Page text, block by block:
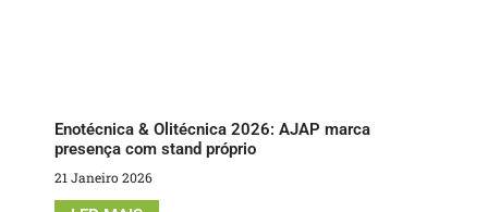
Enotécnica & Olitécnica 2026: AJAP marca
presença com stand próprio
21 Janeiro 2026